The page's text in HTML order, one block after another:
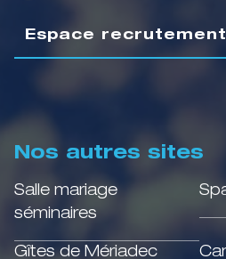
Espace recrutement
Nos autres sites
Salle mariage
séminaires
Gîtes de Mériadec